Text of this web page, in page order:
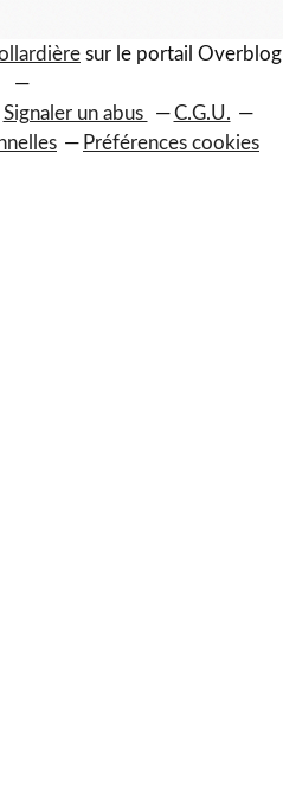
sur le portail Overblog
Signaler un abus
C.G.U.
Préférences cookies